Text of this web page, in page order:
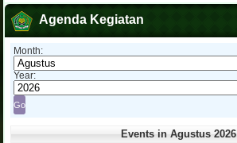
Agenda Kegiatan
Month:
Year:
Events in Agustus 2026